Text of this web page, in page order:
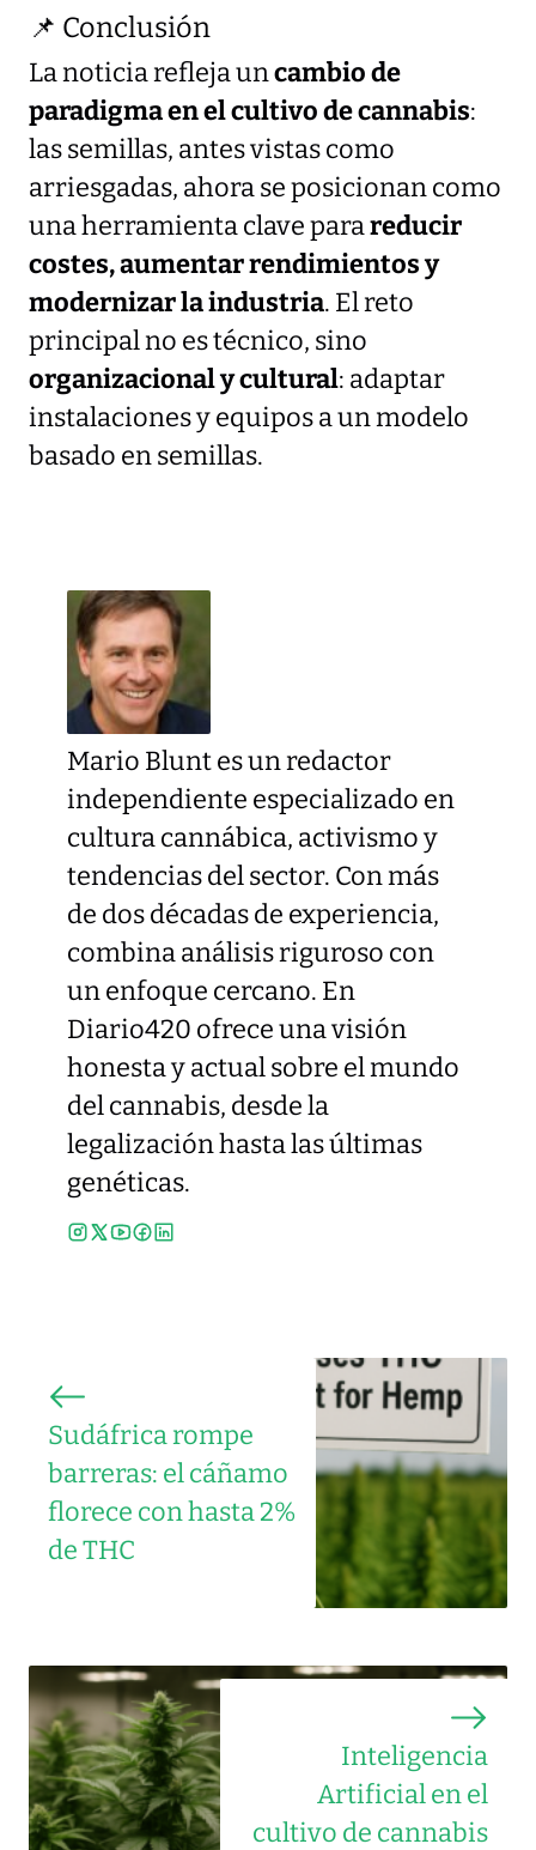
📌 Conclusión
La noticia refleja uncambio de
paradigma en el cultivo de cannabis:
las semillas, antes vistas como
arriesgadas, ahora se posicionan como
una herramienta clave parareducir
costes, aumentar rendimientos y
modernizar la industria. El reto
principal no es técnico, sino
organizacional y cultural: adaptar
instalaciones y equipos a un modelo
basado en semillas.
Mario Blunt es un redactor
independiente especializado en
cultura cannábica, activismo y
tendencias del sector. Con más
de dos décadas de experiencia,
combina análisis riguroso con
un enfoque cercano. En
Diario420 ofrece una visión
honesta y actual sobre el mundo
del cannabis, desde la
legalización hasta las últimas
genéticas.
Sudáfrica rompe
barreras: el cáñamo
florece con hasta 2%
de THC
Inteligencia
Artificial en el
cultivo de cannabis